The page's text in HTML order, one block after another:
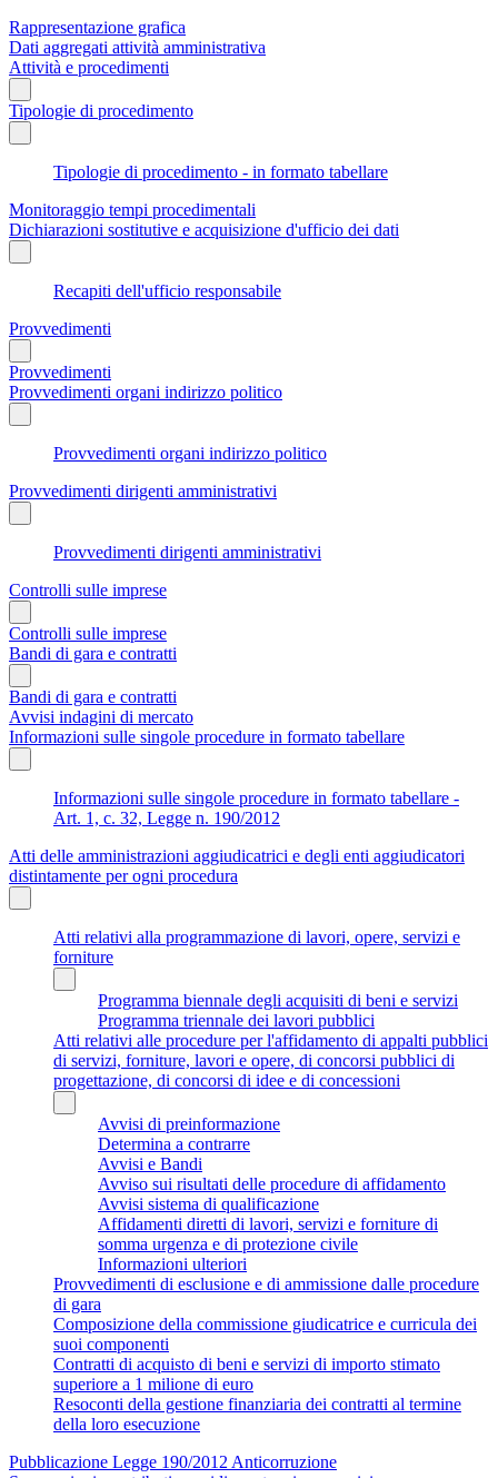
Rappresentazione grafica
Dati aggregati attività amministrativa
Attività e procedimenti
Tipologie di procedimento
Tipologie di procedimento - in formato tabellare
Monitoraggio tempi procedimentali
Dichiarazioni sostitutive e acquisizione d'ufficio dei dati
Recapiti dell'ufficio responsabile
Provvedimenti
Provvedimenti
Provvedimenti organi indirizzo politico
Provvedimenti organi indirizzo politico
Provvedimenti dirigenti amministrativi
Provvedimenti dirigenti amministrativi
Controlli sulle imprese
Controlli sulle imprese
Bandi di gara e contratti
Bandi di gara e contratti
Avvisi indagini di mercato
Informazioni sulle singole procedure in formato tabellare
Informazioni sulle singole procedure in formato tabellare -
Art. 1, c. 32, Legge n. 190/2012
Atti delle amministrazioni aggiudicatrici e degli enti aggiudicatori
distintamente per ogni procedura
Atti relativi alla programmazione di lavori, opere, servizi e
forniture
Programma biennale degli acquisiti di beni e servizi
Programma triennale dei lavori pubblici
Atti relativi alle procedure per l'affidamento di appalti pubblici
di servizi, forniture, lavori e opere, di concorsi pubblici di
progettazione, di concorsi di idee e di concessioni
Avvisi di preinformazione
Determina a contrarre
Avvisi e Bandi
Avviso sui risultati delle procedure di affidamento
Avvisi sistema di qualificazione
Affidamenti diretti di lavori, servizi e forniture di
somma urgenza e di protezione civile
Informazioni ulteriori
Provvedimenti di esclusione e di ammissione dalle procedure
di gara
Composizione della commissione giudicatrice e curricula dei
suoi componenti
Contratti di acquisto di beni e servizi di importo stimato
superiore a 1 milione di euro
Resoconti della gestione finanziaria dei contratti al termine
della loro esecuzione
Pubblicazione Legge 190/2012 Anticorruzione